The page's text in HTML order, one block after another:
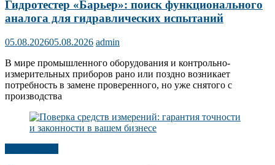
Гидротестер «Барьер»: поиск функционального
аналога для гидравлических испытаний
05.08.202605.08.2026 admin
В мире промышленного оборудования и контрольно-
измерительных приборов рано или поздно возникает
потребность в замене проверенного, но уже снятого с
производства